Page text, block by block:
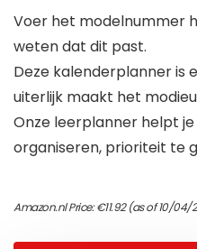
Voer het modelnummer
weten dat dit past.
Deze kalenderplanner is
uiterlijk maakt het
Onze leerplanner helpt
organiseren, prioriteit te
Amazon.nl Price:€11.92(as of 10/04/